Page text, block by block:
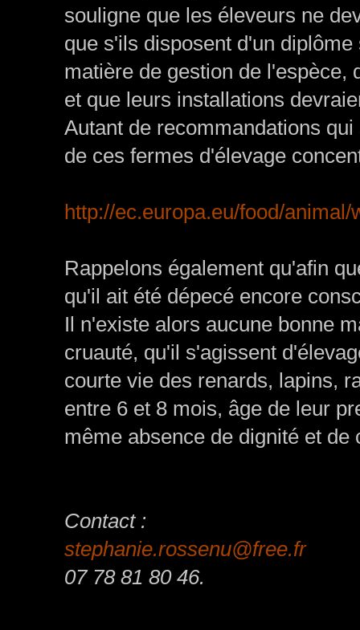
souligne que les éleveurs ne
que s'ils disposent d'un
matière de gestion de l'espèce,
et que leurs installations
Autant de recommandations
de ces fermes d'élevage
http://ec.europa.eu/food/
Rappelons également qu'afin
qu'il ait été dépecé encore
Il n'existe alors aucune bonne
cruauté, qu'il s'agissent
courte vie des renards, lapins,
entre 6 et 8 mois, âge de leur
même absence de dignité et de
Contact :
stephanie.rossenu@free.fr
07 78 81 80 46.